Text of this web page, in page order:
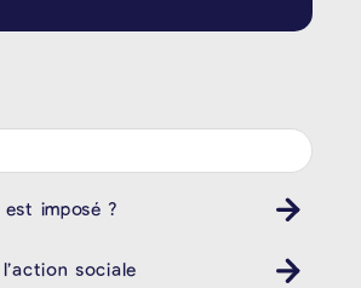
imposé ?
sociale